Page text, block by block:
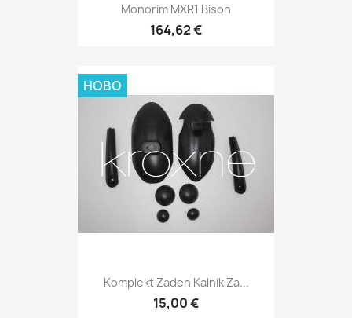
Monorim MXR1 Bison
164,62 €
Komplekt Zaden Kalnik Za...
15,00 €
НОВО